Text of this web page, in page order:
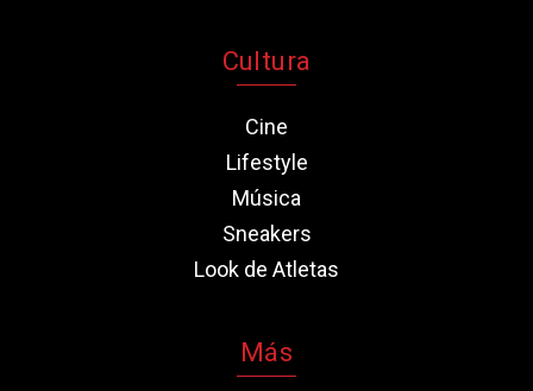
Cultura
Cine
Lifestyle
Música
Sneakers
Look de Atletas
Más